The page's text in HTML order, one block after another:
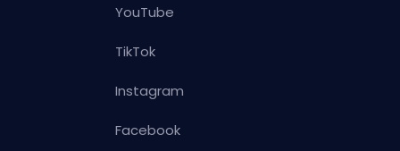
YouTube
TikTok
Instagram
Facebook